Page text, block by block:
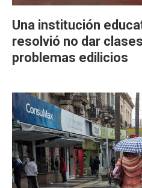
Una institución
resolvió no dar
problemas edilicios